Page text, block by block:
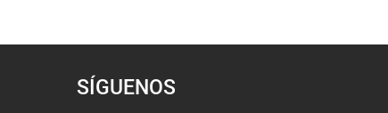
SÍGUENOS